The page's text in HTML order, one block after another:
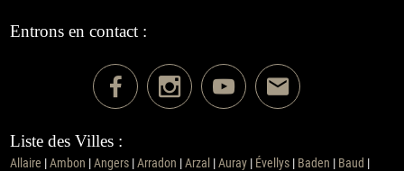
Entrons en contact :
Liste des Villes :
Allaire |Ambon |Angers|Arradon |Arzal |Auray| Évellys| Baden | Baud |